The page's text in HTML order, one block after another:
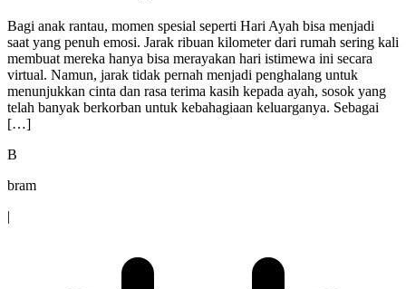
Bagi anak rantau, momen spesial seperti Hari Ayah bisa menjadi
saat yang penuh emosi. Jarak ribuan kilometer dari rumah sering kali
membuat mereka hanya bisa merayakan hari istimewa ini secara
virtual. Namun, jarak tidak pernah menjadi penghalang untuk
menunjukkan cinta dan rasa terima kasih kepada ayah, sosok yang
telah banyak berkorban untuk kebahagiaan keluarganya. Sebagai
[…]
B
bram
|